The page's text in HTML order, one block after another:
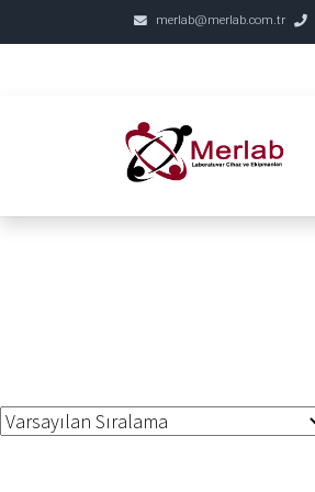
merlab@merlab.com.tr